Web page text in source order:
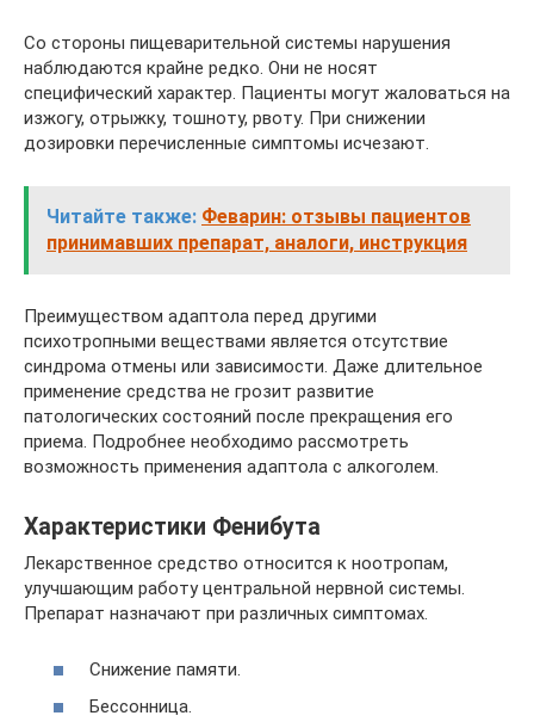
Со стороны пищеварительной системы нарушения
наблюдаются крайне редко. Они не носят
специфический характер. Пациенты могут жаловаться на
изжогу, отрыжку, тошноту, рвоту. При снижении
дозировки перечисленные симптомы исчезают.
Читайте также: Феварин: отзывы пациентов
принимавших препарат, аналоги, инструкция
Преимуществом адаптола перед другими
психотропными веществами является отсутствие
синдрома отмены или зависимости. Даже длительное
применение средства не грозит развитие
патологических состояний после прекращения его
приема. Подробнее необходимо рассмотреть
возможность применения адаптола с алкоголем.
Характеристики Фенибута
Лекарственное средство относится к ноотропам,
улучшающим работу центральной нервной системы.
Препарат назначают при различных симптомах.
Снижение памяти.
Бессонница.